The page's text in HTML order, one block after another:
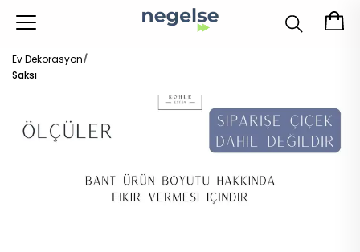
Ev Dekorasyon
Saksı